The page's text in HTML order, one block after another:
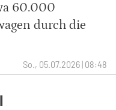
60.000
durch die
So., 05.07.2026 | 08:48